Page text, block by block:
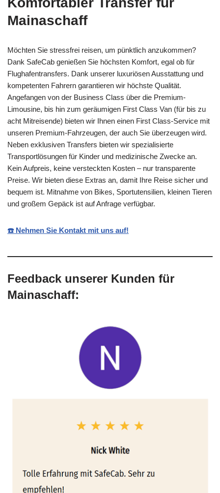
Mainaschaff
Möchten Sie stressfrei reisen, um pünktlich anzukommen?
Dank SafeCab genießen Sie höchsten Komfort, egal ob für
Flughafentransfers. Dank unserer luxuriösen Ausstattung und
kompetenten Fahrern garantieren wir höchste Qualität.
Angefangen von der Business Class über die Premium-
Limousine, bis hin zum geräumigen First Class Van (für bis zu
acht Mitreisende) bieten wir Ihnen einen First Class-Service mit
unseren Premium-Fahrzeugen, der auch Sie überzeugen wird.
Neben exklusiven Transfers bieten wir spezialisierte
Transportlösungen für Kinder und medizinische Zwecke an.
Kein Aufpreis, keine versteckten Kosten – nur transparente
Preise. Wir bieten diese Extras an, damit Ihre Reise sicher und
bequem ist. Mitnahme von Bikes, Sportutensilien, kleinen Tieren
und großem Gepäck ist auf Anfrage verfügbar.
☎️ Nehmen Sie Kontakt mit uns auf!
Feedback unserer Kunden für
Mainaschaff: